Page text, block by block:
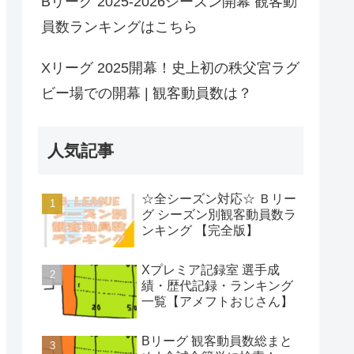
員数ランキングはこちら
Xリーグ 2025開幕！史上初の秩父宮ラグ
ビー場での開幕 | 観客動員数は？
人気記事
☆全シーズン対応☆ Ｂリー
グ シーズン別観客動員数ラ
ンキング 【完全版】
Xプレミア記録室 選手成
績・歴代記録・ランキング
一覧【アメフトおじさん】
Bリーグ 観客動員数総まと